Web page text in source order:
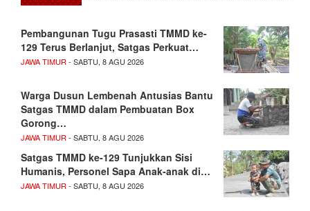
Pembangunan Tugu Prasasti TMMD ke-
129 Terus Berlanjut, Satgas Perkuat…
JAWA TIMUR - SABTU, 8 AGU 2026
Warga Dusun Lembenah Antusias Bantu
Satgas TMMD dalam Pembuatan Box
Gorong…
JAWA TIMUR - SABTU, 8 AGU 2026
Satgas TMMD ke-129 Tunjukkan Sisi
Humanis, Personel Sapa Anak-anak di…
JAWA TIMUR - SABTU, 8 AGU 2026